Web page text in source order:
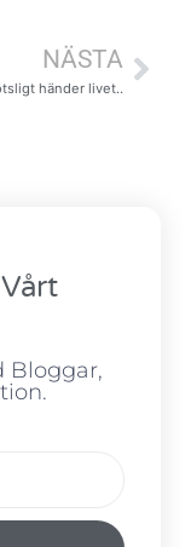
NÄSTA
händer livet..
Bloggar,